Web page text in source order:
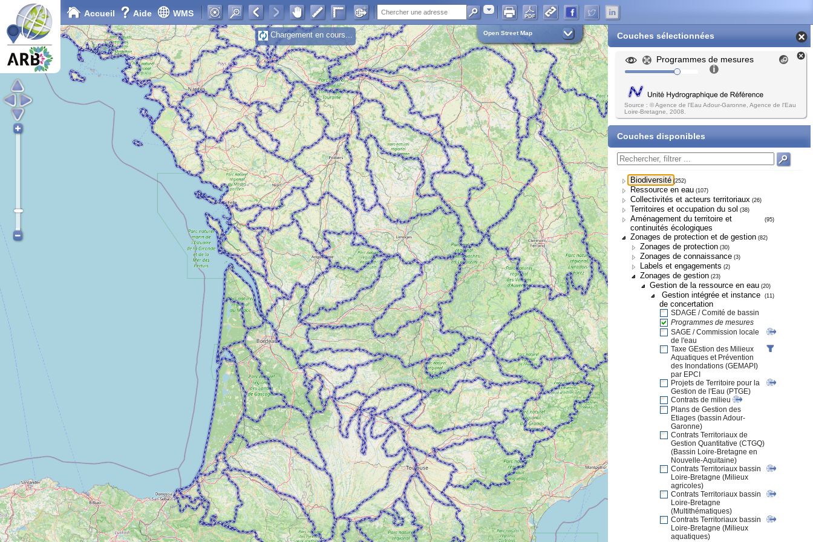
Accueil Aide WMS Adresse
Open Street Map Couches sélectionnées
Programmes de mesures
Source : © Agence de l'Eau Adour-Garonne, Agence de l'Eau
Loire-Bretagne, 2008.
Couches disponibles
Biodiversité (252)
Ressource en eau (107)
Collectivités et acteurs territoriaux (26)
Territoires et occupation du sol (38)
Aménagement du territoire et
continuités écologiques
(95)
Zonages de protection et de gestion (82)
Zonages de protection (30)
Zonages de connaissance (3)
Labels et engagements (2)
Zonages de gestion (23)
Gestion de la ressource en eau (20)
Gestion intégrée et instance
de concertation
(11)
SDAGE / Comité de bassin
Programmes de mesures
SAGE / Commission locale
de l'eau
Taxe GEstion des Milieux
Aquatiques et Prévention
des Inondations (GEMAPI)
par EPCI
Projets de Territoire pour la
Gestion de l'Eau (PTGE)
Contrats de milieu
Plans de Gestion des
Etiages (bassin Adour-
Garonne)
Contrats Territoriaux de
Gestion Quantitative (CTGQ)
(Bassin Loire-Bretagne en
Nouvelle-Aquitaine)
Contrats Territoriaux bassin
Loire-Bretagne (Milieux
agricoles)
Contrats Territoriaux bassin
Loire-Bretagne
(Multithématiques)
Contrats Territoriaux bassin
Loire-Bretagne (Milieux
aquatiques)